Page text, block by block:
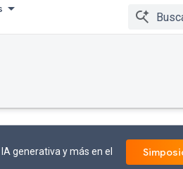
generativa y más en el